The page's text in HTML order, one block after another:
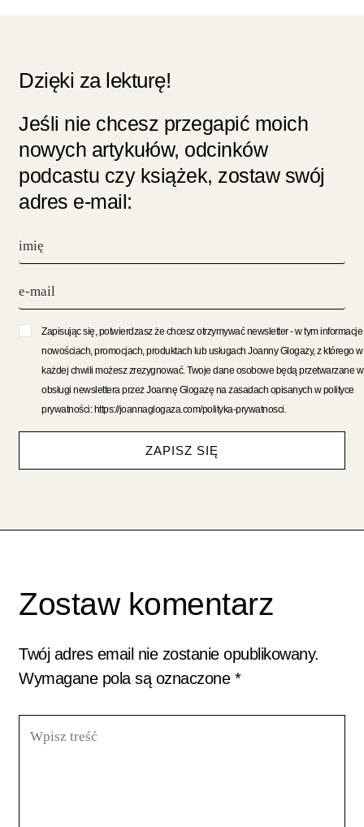
Dzięki za lekturę!
Jeśli nie chcesz przegapić moich
nowych artykułów, odcinków
podcastu czy książek, zostaw swój
adres e-mail:
Zapisując się, potwierdzasz że chcesz otrzymywać newsletter - w tym informacje
nowościach, promocjach, produktach lub usługach Joanny Glogazy, z którego w
każdej chwili możesz zrezygnować. Twoje dane osobowe będą przetwarzane
obsługi newslettera przez Joannę Glogazę na zasadach opisanych w polityce
prywatności: https://joannaglogaza.com/polityka-prywatnosci.
ZAPISZ SIĘ
Zostaw komentarz
Twój adres email nie zostanie opublikowany.
Wymagane pola są oznaczone *
treść